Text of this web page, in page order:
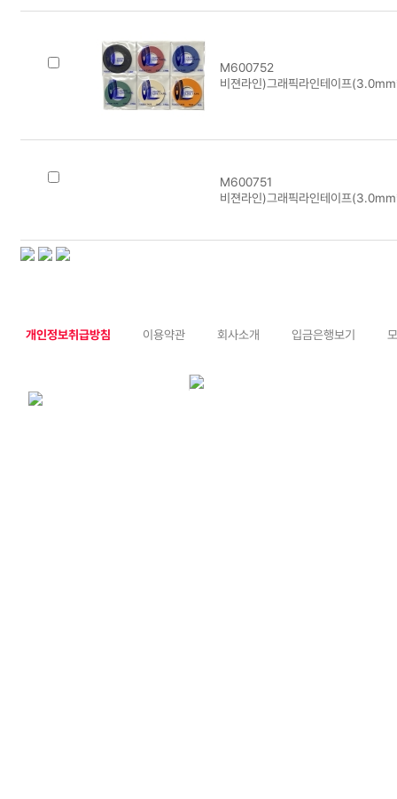
M600752
비젼라인)그래픽라인테이프
M600751
비젼라인)그래픽라인테이프
개인정보취급방침 이용약관 회사소개 입금은행보기